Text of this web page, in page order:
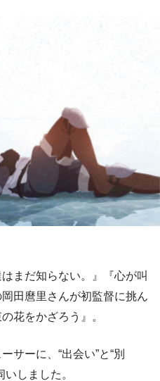
まだ知らない。』『心が叫
田麿里さんが初監督に挑ん
花をかざろう』。
サーに、“出会い”と“別
しました。